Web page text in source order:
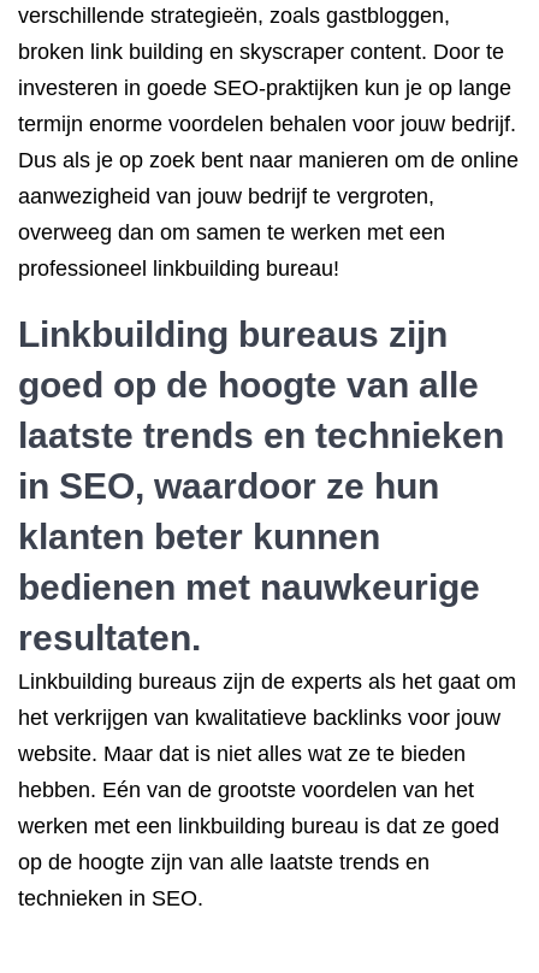
verschillende strategieën, zoals gastbloggen,
broken link building en skyscraper content. Door te
investeren in goede SEO-praktijken kun je op lange
termijn enorme voordelen behalen voor jouw bedrijf.
Dus als je op zoek bent naar manieren om de online
aanwezigheid van jouw bedrijf te vergroten,
overweeg dan om samen te werken met een
professioneel linkbuilding bureau!
Linkbuilding bureaus zijn
goed op de hoogte van alle
laatste trends en technieken
in SEO, waardoor ze hun
klanten beter kunnen
bedienen met nauwkeurige
resultaten.
Linkbuilding bureaus zijn de experts als het gaat om
het verkrijgen van kwalitatieve backlinks voor jouw
website. Maar dat is niet alles wat ze te bieden
hebben. Eén van de grootste voordelen van het
werken met een linkbuilding bureau is dat ze goed
op de hoogte zijn van alle laatste trends en
technieken in SEO.